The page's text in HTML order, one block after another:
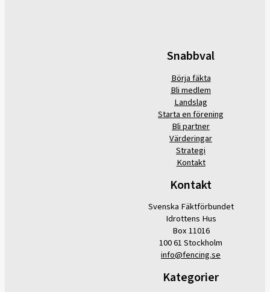
Snabbval
Börja fäkta
Bli medlem
Landslag
Starta en förening
Bli partner
Värderingar
Strategi
Kontakt
Kontakt
Svenska Fäktförbundet
Idrottens Hus
Box 11016
100 61 Stockholm
info@fencing.se
Kategorier